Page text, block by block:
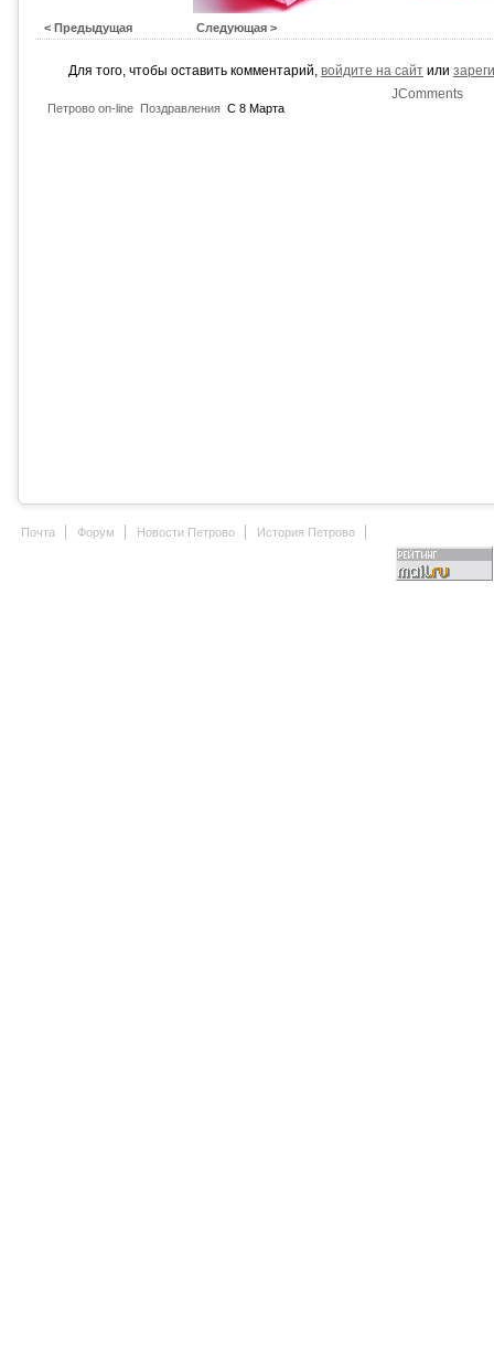
< Предыдущая Следующая >
Для того, чтобы оставить комментарий, войдите на сайт или
JComments
Петрово on-line Поздравления С 8 Марта
Почта Форум Новости Петрово История Петрово